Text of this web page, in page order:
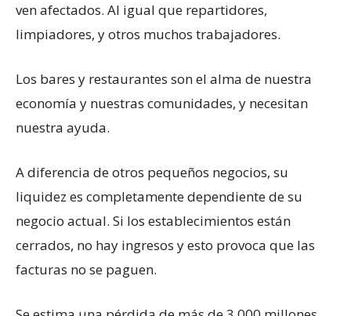
ven afectados. Al igual que repartidores,
limpiadores, y otros muchos trabajadores.
Los bares y restaurantes son el alma de nuestra
economía y nuestras comunidades, y necesitan
nuestra ayuda.
A diferencia de otros pequeños negocios, su
liquidez es completamente dependiente de su
negocio actual. Si los establecimientos están
cerrados, no hay ingresos y esto provoca que las
facturas no se paguen.